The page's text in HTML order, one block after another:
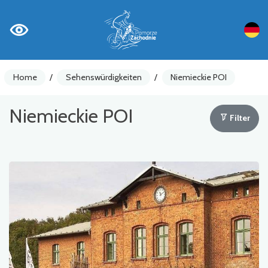
Home / Sehenswürdigkeiten / Niemieckie POI
Niemieckie POI Filter
Sehenswürdigkeiten
Gastronomie